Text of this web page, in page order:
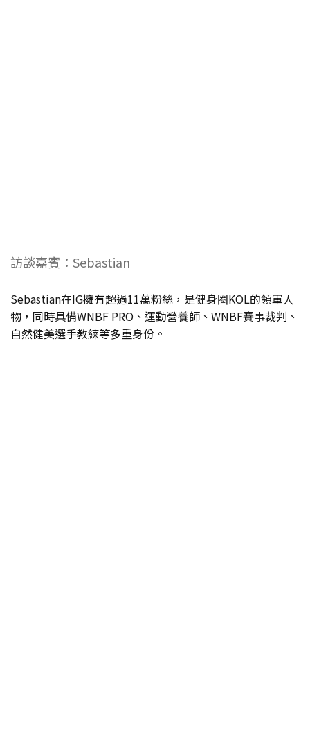
訪談嘉賓：Sebastian
Sebastian在IG擁有超過11萬粉絲，是健身圈KOL的領軍人
物，同時具備WNBF PRO、運動營養師、WNBF賽事裁判、
自然健美選手教練等多重身份。